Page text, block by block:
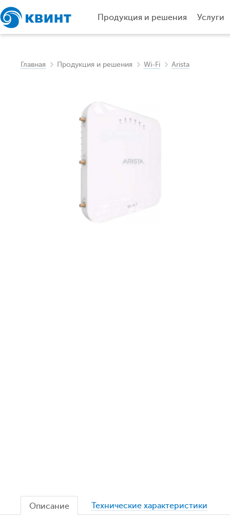
Продукция и решения Услуги
Главная Продукция и решения Wi-Fi Arista
Описание Технические характеристики